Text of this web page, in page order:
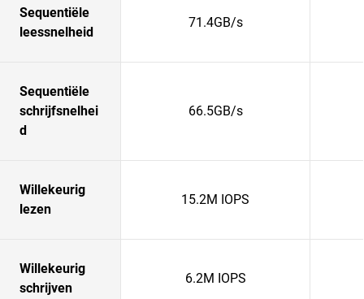
Sequentiële
leessnelheid
71.4GB/s
Sequentiële
schrijfsnelhei
d
66.5GB/s
Willekeurig
lezen
15.2M IOPS
Willekeurig
schrijven
6.2M IOPS